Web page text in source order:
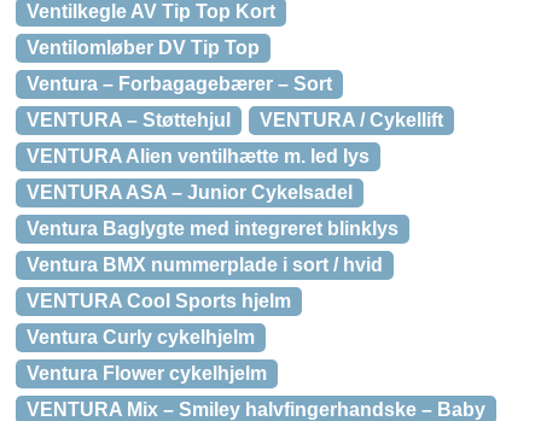
Ventilkegle AV Tip Top Kort
Ventilomløber DV Tip Top
Ventura – Forbagagebærer – Sort
VENTURA – Støttehjul
VENTURA / Cykellift
VENTURA Alien ventilhætte m. led lys
VENTURA ASA – Junior Cykelsadel
Ventura Baglygte med integreret blinklys
Ventura BMX nummerplade i sort / hvid
VENTURA Cool Sports hjelm
Ventura Curly cykelhjelm
Ventura Flower cykelhjelm
VENTURA Mix – Smiley halvfingerhandske – Baby